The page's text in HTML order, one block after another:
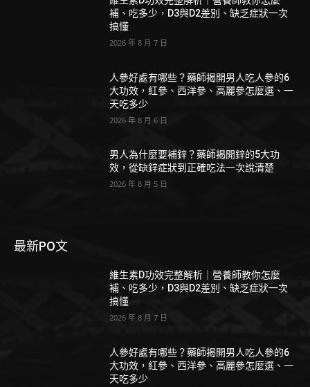
補、吃多少，D3與D2差別、缺乏症狀一次
搞懂
2026 年 8 月 7 日
人參好處有哪些？藥師揭開男人吃人參的6
大功效，紅參、西洋參、高麗參怎麼選、一
天吃多少
2026 年 8 月 6 日
男人為什麼要補鋅？藥師揭開鋅的5大功
效，從缺鋅症狀到正確吃法一次說清楚
2026 年 8 月 5 日
最新PO文
維生素D功效完整解析｜營養師教你怎麼
補、吃多少，D3與D2差別、缺乏症狀一次
搞懂
2026 年 8 月 7 日
人參好處有哪些？藥師揭開男人吃人參的6
大功效，紅參、西洋參、高麗參怎麼選、一
天吃多少